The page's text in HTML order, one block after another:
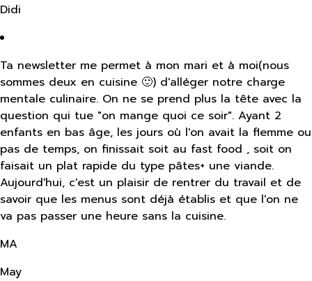
Didi
Ta newsletter me permet à mon mari et à moi(nous
sommes deux en cuisine 🙂) d'alléger notre charge
mentale culinaire. On ne se prend plus la tête avec la
question qui tue "on mange quoi ce soir". Ayant 2
enfants en bas âge, les jours où l'on avait la flemme ou
pas de temps, on finissait soit au fast food , soit on
faisait un plat rapide du type pâtes+ une viande.
Aujourd'hui, c'est un plaisir de rentrer du travail et de
savoir que les menus sont déjà établis et que l'on ne
va pas passer une heure sans la cuisine.
MA
May